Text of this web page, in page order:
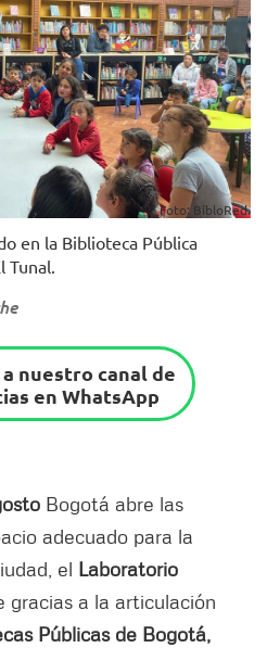
Foto: BibloRed.
en la Biblioteca Pública
Tunal.
nuestro canal de
en WhatsApp
Bogotá abre las
adecuado para la
el Laboratorio
gracias a la articulación
Públicas de Bogotá,